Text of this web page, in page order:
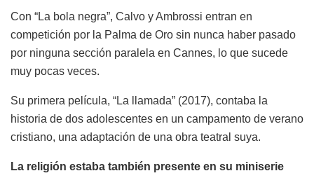
Con “La bola negra”, Calvo y Ambrossi entran en
competición por la Palma de Oro sin nunca haber pasado
por ninguna sección paralela en Cannes, lo que sucede
muy pocas veces.
Su primera película, “La llamada” (2017), contaba la
historia de dos adolescentes en un campamento de verano
cristiano, una adaptación de una obra teatral suya.
La religión estaba también presente en su miniserie